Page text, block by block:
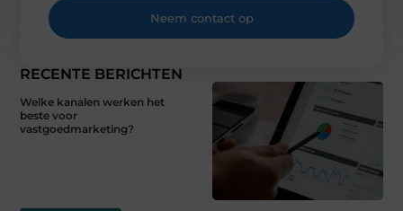
RECENTE BERICHTEN
Welke kanalen werken het
beste voor
vastgoedmarketing?
Neem contact op